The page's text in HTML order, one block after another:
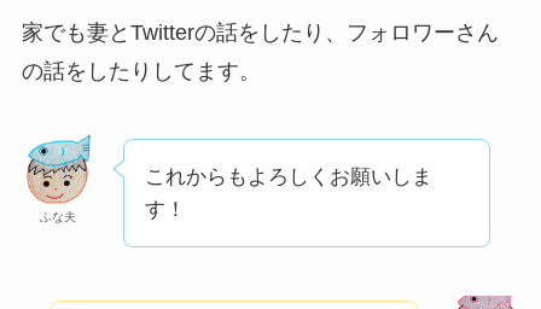
家でも妻とTwitterの話をしたり、フォロワーさん
の話をしたりしてます。
ふな夫
これからもよろしくお願いしま
す！